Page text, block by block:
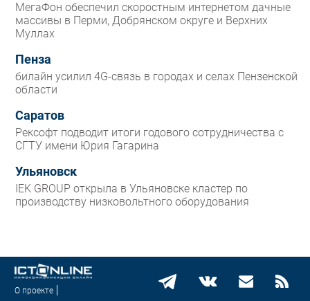
МегаФон обеспечил скоростным интернетом дачные
массивы в Перми, Добрянском округе и Верхних
Муллах
Пенза
билайн усилил 4G-связь в городах и селах Пензенской
области
Саратов
Рексофт подводит итоги годового сотрудничества с
СГТУ имени Юрия Гагарина
Ульяновск
IEK GROUP открыла в Ульяновске кластер по
производству низковольтного оборудования
О проекте